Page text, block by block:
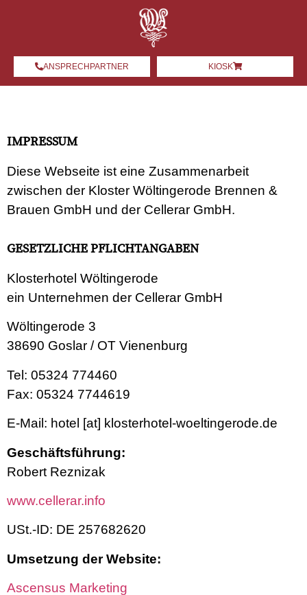
ANSPRECHPARTNER KIOSK
IMPRESSUM
Diese Webseite ist eine Zusammenarbeit
zwischen der Kloster Wöltingerode Brennen &
Brauen GmbH und der Cellerar GmbH.
GESETZLICHE PFLICHTANGABEN
Klosterhotel Wöltingerode
ein Unternehmen der Cellerar GmbH
Wöltingerode 3
38690 Goslar / OT Vienenburg
Tel: 05324 774460
Fax: 05324 7744619
E-Mail: hotel [at] klosterhotel-woeltingerode.de
Geschäftsführung:
Robert Reznizak
www.cellerar.info
USt.-ID: DE 257682620
Umsetzung der Website:
Ascensus Marketing